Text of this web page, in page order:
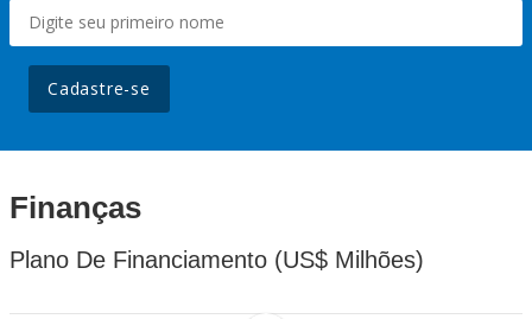
Cadastre-se
Finanças
Plano De Financiamento (US$ Milhões)